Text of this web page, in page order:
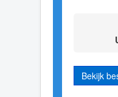
Bekijk